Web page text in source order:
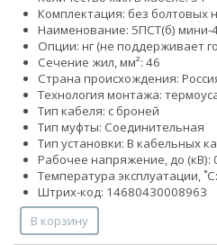
Комплектация: без болтовых
Наименование: 5ПСТ(б) мини-
Опции: нг (не поддерживает
Сечение жил, мм²: 46
Страна происхождения:
Технология монтажа:
Тип кабеля: с броней
Тип муфты: Соединительная
Тип установки: В кабельных
Рабочее напряжение, до (кВ):
Температура эксплуатации,
Штрих-код: 14680430008963
В корзину